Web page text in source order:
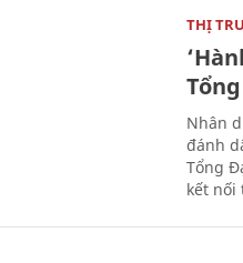
THỊ
Nhân
đánh
Tổng
kết nối